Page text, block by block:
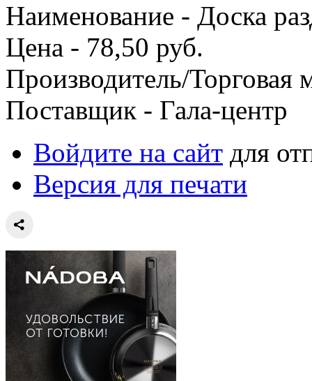
Наименование - Доска
Цена - 78,50 руб.
Производитель/Торговая
Поставщик - Гала-центр
Войдите на сайт для
Версия для печати